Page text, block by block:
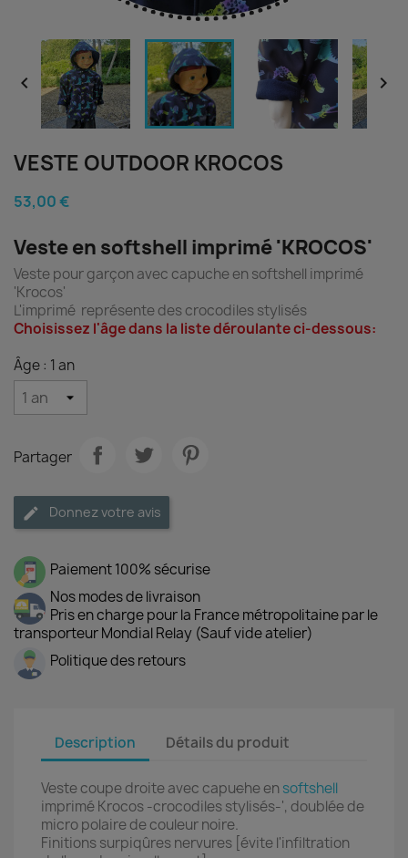
 
VESTE OUTDOOR KROCOS
53,00 €
Veste en softshell imprimé 'KROCOS'
Veste pour garçon avec capuche en softshell imprimé
'Krocos'
L'imprimé représente des crocodiles stylisés
Choisissez l'âge dans la liste déroulante ci-dessous:
Âge : 1 an
Partager
Donnez votre avis
Paiement 100% sécurise
Nos modes de livraison
Pris en charge pour la France métropolitaine par le
transporteur Mondial Relay (Sauf vide atelier)
Politique des retours
Description Détails du produit
Veste coupe droite avec capuche en softshell
imprimé Krocos -crocodiles stylisés-', doublée de
micro polaire de couleur noire.
Finitions surpiqûres nervures [évite l'infiltration